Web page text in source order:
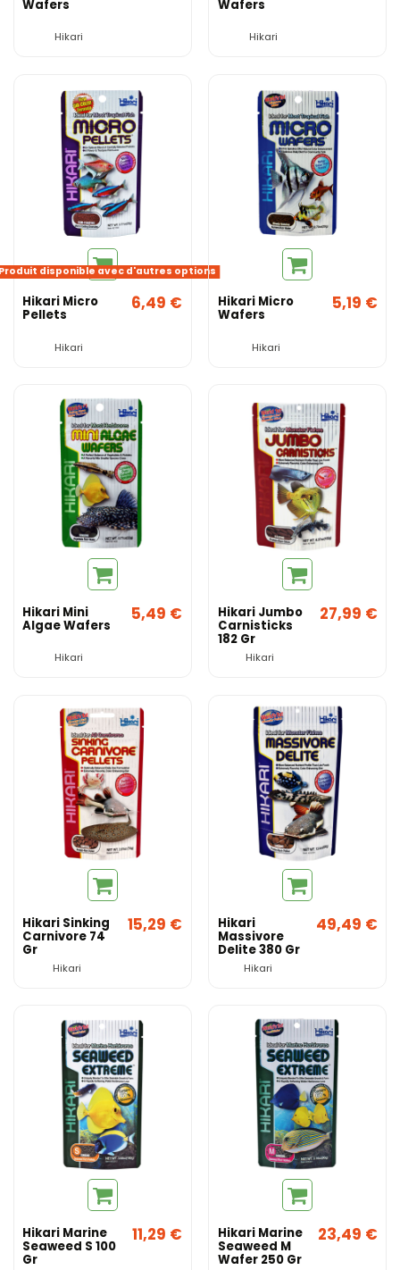
Wafers
Hikari
Wafers
Hikari
disponible avec d'autres options
Hikari Micro
Pellets
Hikari
6,49 € Hikari Micro
Wafers
Hikari
5,19 €
Hikari Mini
Algae Wafers
Hikari
5,49 € Hikari Jumbo
Carnisticks
182 Gr
Hikari
27,99 €
Hikari Sinking
Carnivore 74
Gr
Hikari
15,29 € Hikari
Massivore
Delite 380 Gr
Hikari
49,49 €
Hikari Marine
Seaweed S 100
Gr
11,29 € Hikari Marine
Seaweed M
Wafer 250 Gr
23,49 €